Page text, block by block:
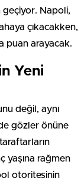
geçiyor. Napoli,
çıkacakken,
puan arayacak.
Yeni
değil, aynı
gözler önüne
yaşına rağmen
otoritesinin